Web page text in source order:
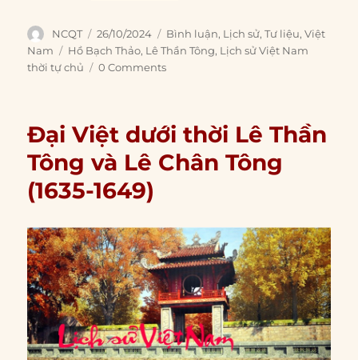
Author
NCQT
Posted
on
26/10/2024 Categories
Bình luận, Lịch sử,Tư liệu,Việt
Nam
Tags
Hồ Bạch Thảo, Lê Thần Tông, Lịch sử Việt Nam
thời tự chủ
0 Comments
Đại Việt dưới thời Lê Thần
Tông và Lê Chân Tông
(1635-1649)